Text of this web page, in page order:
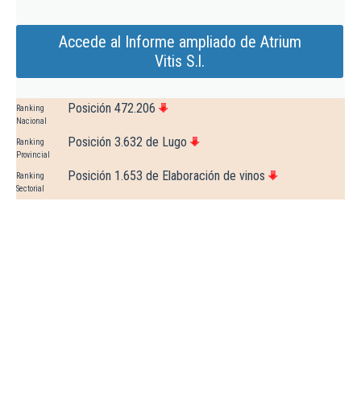
Accede al Informe ampliado de Atrium
Vitis S.l.
Ranking
Nacional
Posición 472.206
Ranking
Provincial
Posición 3.632 de Lugo
Ranking
Sectorial
Posición 1.653 de Elaboración de vinos